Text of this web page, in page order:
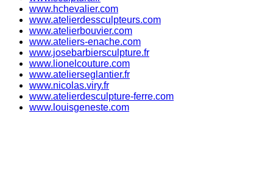
www.hchevalier.com
www.atelierdessculpteurs.com
www.atelierbouvier.com
www.ateliers-enache.com
www.josebarbiersculpture.fr
www.lionelcouture.com
www.atelierseglantier.fr
www.nicolas.viry.fr
www.atelierdesculpture-ferre.com
www.louisgeneste.com